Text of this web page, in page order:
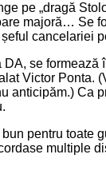
pe „dragă
majoră… Se
cancelariei
se
Victor Ponta.
anticipăm.) Ca
bun pentru toate
multiple